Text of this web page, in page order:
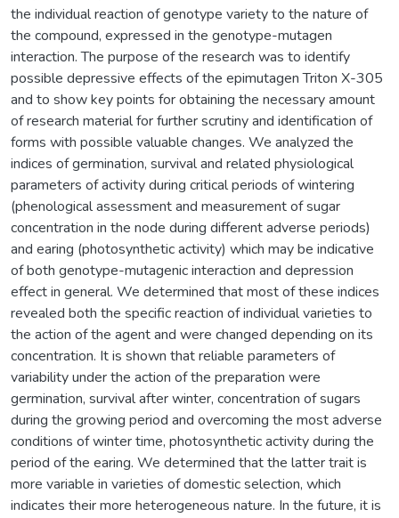
the individual reaction of genotype variety to the nature of
the compound, expressed in the genotype-mutagen
interaction. The purpose of the research was to identify
possible depressive effects of the epimutagen Triton X-305
and to show key points for obtaining the necessary amount
of research material for further scrutiny and identification of
forms with possible valuable changes. We analyzed the
indices of germination, survival and related physiological
parameters of activity during critical periods of wintering
(phenological assessment and measurement of sugar
concentration in the node during different adverse periods)
and earing (photosynthetic activity) which may be indicative
of both genotype-mutagenic interaction and depression
effect in general. We determined that most of these indices
revealed both the specific reaction of individual varieties to
the action of the agent and were changed depending on its
concentration. It is shown that reliable parameters of
variability under the action of the preparation were
germination, survival after winter, concentration of sugars
during the growing period and overcoming the most adverse
conditions of winter time, photosynthetic activity during the
period of the earing. We determined that the latter trait is
more variable in varieties of domestic selection, which
indicates their more heterogeneous nature. In the future, it is